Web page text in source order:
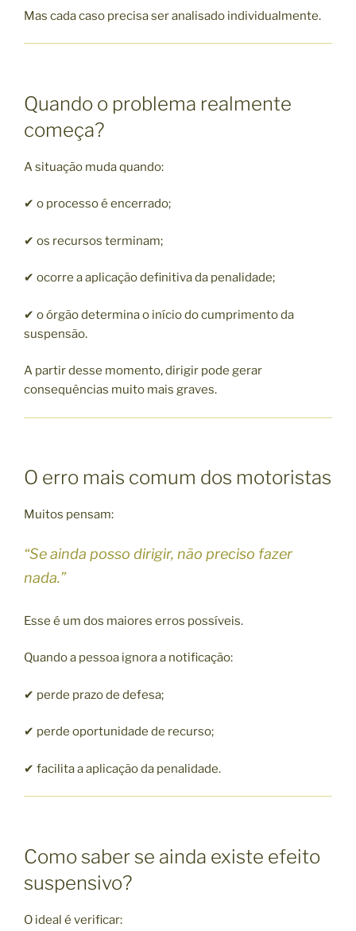
Mas cada caso precisa ser analisado individualmente.
Quando o problema realmente
começa?
A situação muda quando:
✔ o processo é encerrado;
✔ os recursos terminam;
✔ ocorre a aplicação definitiva da penalidade;
✔ o órgão determina o início do cumprimento da
suspensão.
A partir desse momento, dirigir pode gerar
consequências muito mais graves.
O erro mais comum dos motoristas
Muitos pensam:
“Se ainda posso dirigir, não preciso fazer
nada.”
Esse é um dos maiores erros possíveis.
Quando a pessoa ignora a notificação:
✔ perde prazo de defesa;
✔ perde oportunidade de recurso;
✔ facilita a aplicação da penalidade.
Como saber se ainda existe efeito
suspensivo?
O ideal é verificar: